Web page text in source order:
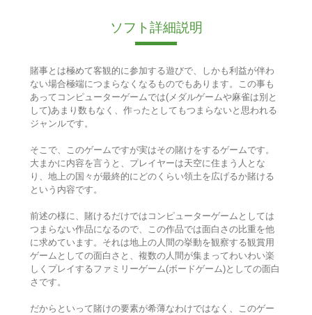
ソフト詳細説明
賭事とは極めて客観的に参加する遊びで、しかも利益が伴わ
ない場合極端につまらなくなるものでもあります。この事も
あってコンピューターゲームでは(メダルゲームや麻雀は別と
して)あまり数もなく、作ったとしてもつまらないと思われる
ジャンルです。
そこで、このゲームですが実はその賭けをするゲームです。
大まかに内容を言うと、プレイヤーは天空に住まう人とな
り、地上の国々が最終的にどのくらい領土を広げるか賭ける
という内容です。
前述の様に、賭けるだけではコンピューターゲームとしては
つまらない作品になるので、この作品では面白さの比重を他
に求めています。それは地上の人間の挙動を観察する観賞用
ゲームとしての面白さと、複数の人間が集まってわいわい楽
しくプレイするファミリーゲーム(ボードゲーム)としての面白
さです。
だからといって賭けの要素が希薄なわけではなく、このゲー